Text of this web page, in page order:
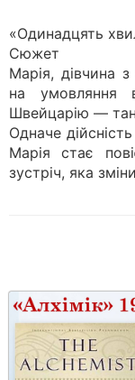
«Одинадцять
Сюжет
Марія, дівчина з
на умовляння
Швейцарію —
Одначе
Марія стає
зустріч, яка